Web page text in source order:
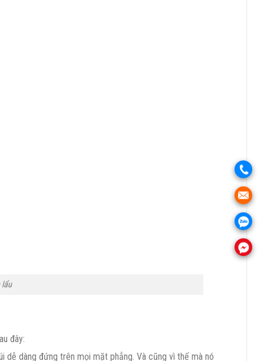
lẩu
đây:
dễ dàng đứng trên mọi mặt phẳng. Và cũng vì thế mà nó
.
.
.
.